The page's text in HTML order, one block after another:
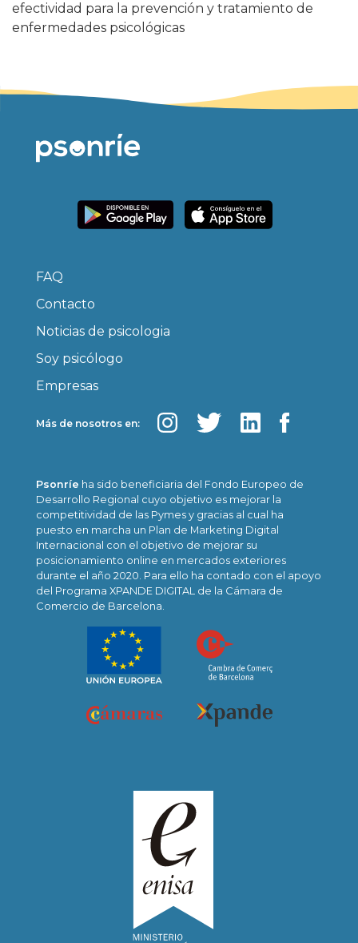
efectividad para la prevención y tratamiento de
enfermedades psicológicas
FAQ
Contacto
Noticias de psicologia
Soy psicólogo
Empresas
Más de nosotros en:
Psonríe ha sido beneficiaria del Fondo Europeo de
Desarrollo Regional cuyo objetivo es mejorar la
competitividad de las Pymes y gracias al cual ha
puesto en marcha un Plan de Marketing Digital
Internacional con el objetivo de mejorar su
posicionamiento online en mercados exteriores
durante el año 2020. Para ello ha contado con el apoyo
del Programa XPANDE DIGITAL de la Cámara de
Comercio de Barcelona.